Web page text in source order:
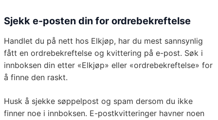
Sjekk e-posten din for ordrebekreftelse
Handlet du på nett hos Elkjøp, har du mest sannsynlig
fått en ordrebekreftelse og kvittering på e-post. Søk i
innboksen din etter «Elkjøp» eller «ordrebekreftelse» for
å finne den raskt.
Husk å sjekke søppelpost og spam dersom du ikke
finner noe i innboksen. E-postkvitteringer havner noen